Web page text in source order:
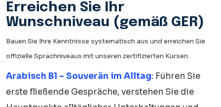
Erreichen Sie Ihr
Wunschniveau (gemäß GER)
Bauen Sie Ihre Kenntnisse systematisch aus und erreichen Sie
offizielle Sprachniveaus mit unseren zertifizierten Kursen.
Arabisch B1 – Souverän im Alltag: Führen Sie
erste fließende Gespräche, verstehen Sie die